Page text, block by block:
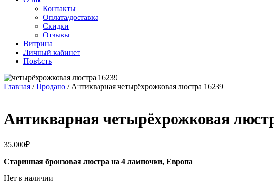
Контакты
Оплата/доставка
Скидки
Отзывы
Витрина
Личный кабинет
Повѣсть
Главная /Продано / Антикварная четырёхрожковая люстра 16239
Антикварная четырёхрожковая
35.000₽
Старинная бронзовая люстра на 4 лампочки, Европа
Нет в наличии